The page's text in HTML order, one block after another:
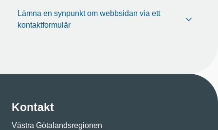
Lämna en synpunkt om webbsidan via ett
kontaktformulär
Kontakt
Västra Götalandsregionen